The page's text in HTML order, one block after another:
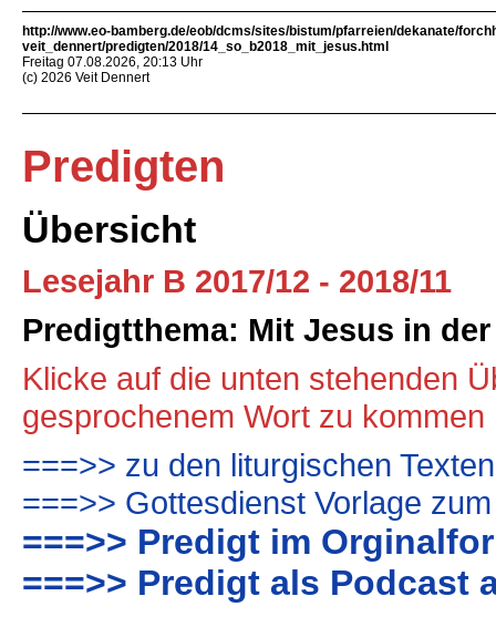
http://www.eo-bamberg.de/eob/dcms/sites/bistum/pfarreien/dekanate/
veit_dennert/predigten/2018/14_so_b2018_mit_jesus.html
Freitag 07.08.2026, 20:13 Uhr
(c) 2026 Veit Dennert
Predigten
Übersicht
Lesejahr B 2017/12 - 2018/11
Predigtthema: Mit Jesus in
Klicke auf die unten stehenden
gesprochenem Wort zu kommen
===>> zu den liturgischen
===>> Gottesdienst Vorlage
===>> Predigt im
===>> Predigt als Podcast